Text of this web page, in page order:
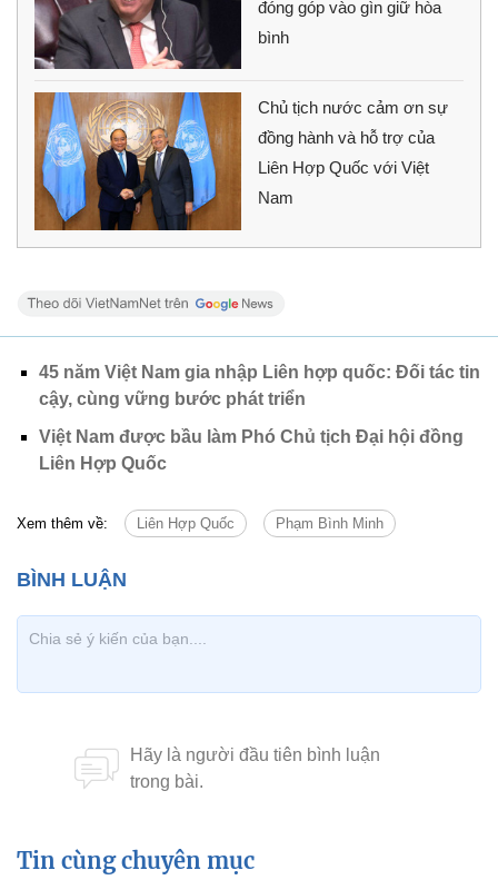
đóng góp vào gìn giữ hòa
bình
Chủ tịch nước cảm ơn sự
đồng hành và hỗ trợ của
Liên Hợp Quốc với Việt
Nam
45 năm Việt Nam gia nhập Liên hợp quốc: Đối tác tin
cậy, cùng vững bước phát triển
Việt Nam được bầu làm Phó Chủ tịch Đại hội đồng
Liên Hợp Quốc
Xem thêm về: Liên Hợp Quốc Phạm Bình Minh
Tin cùng chuyên mục